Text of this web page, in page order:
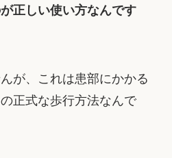
正しい使い方なんです
が、これは患部にかかる
正式な歩行方法なんで